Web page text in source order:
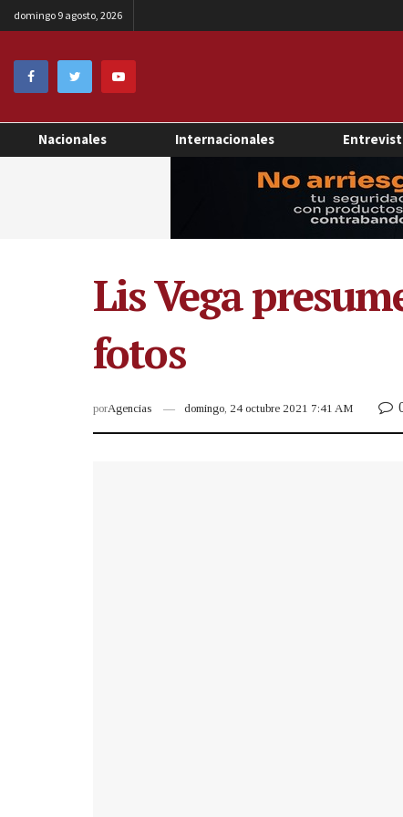
domingo 9 agosto, 2026
Nacionales Internacionales
Lis Vega
fotos
porAgencias domingo, 24 octubre 2021 7:41 AM